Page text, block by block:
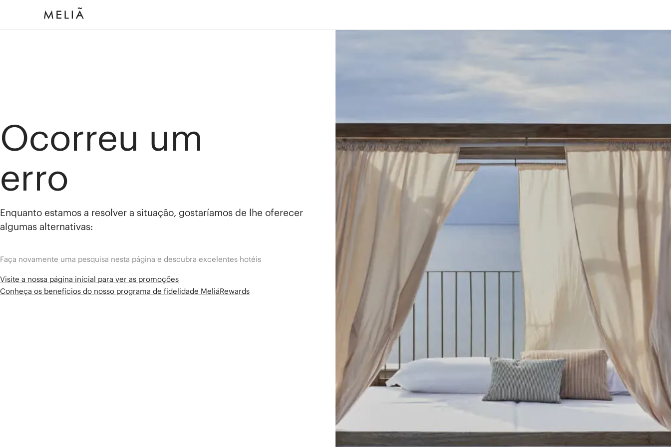
Ocorreu um
erro
Enquanto estamos a resolver a situação, gostaríamos de lhe oferecer
algumas alternativas:
Faça novamente uma pesquisa nesta página e descubra excelentes hotéis
Visite a nossa página inicial para ver as promoções
Conheça os benefícios do nosso programa de fidelidade MeliáRewards